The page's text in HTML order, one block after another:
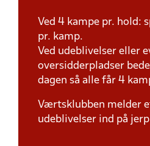
Ved 4 kampe pr. hold:
pr. kamp.
Ved udeblivelser eller
oversidderpladser
dagen så alle får 4
Værtsklubben melder
udeblivelser ind på